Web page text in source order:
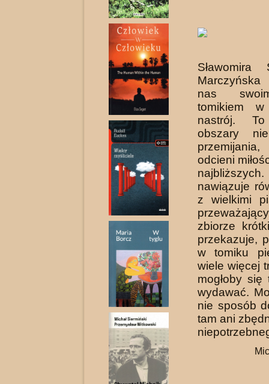
Sławomira
Marczyńska
nas
tomikiem w
nastrój.
obszary
odcieni
nawiązuje
z wielkimi
zbiorze
przekazuje,
w tomiku
wiele więcej
mogłoby
wydawać.
nie sposób
tam ani